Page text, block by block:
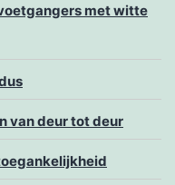
met witte
van deur tot deur